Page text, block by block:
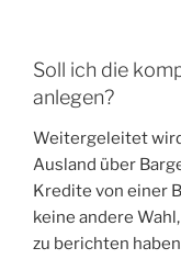
Soll ich die
anlegen?
Weitergeleitet
Ausland über
Kredite von einer
keine andere
zu berichten